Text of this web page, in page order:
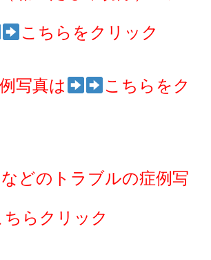
こちらをクリック
写真は こちらをク
どのトラブルの症例写
ちらクリック